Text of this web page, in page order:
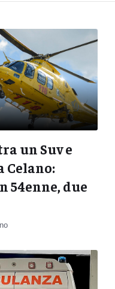
un Suv e
Celano:
54enne, due